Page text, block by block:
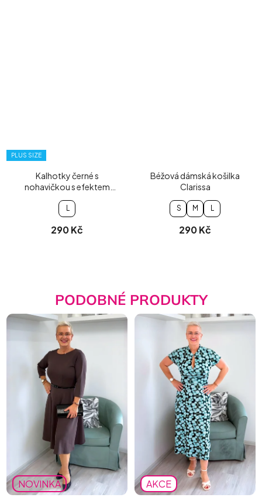
PLUS SIZE
Kalhotky černé s
nohavičkou s efektem
L
290 Kč
Béžová dámská košilka
Clarissa
S M L
290 Kč
PODOBNÉ PRODUKTY
NOVINKA AKCE